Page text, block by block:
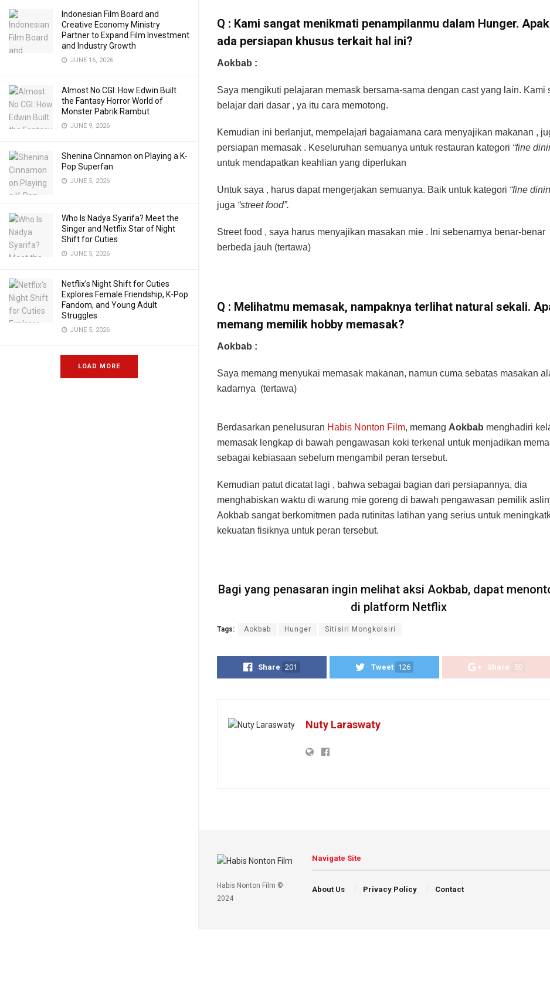
Indonesian Film Board and
Creative Economy Ministry
Partner to Expand Film Investment
and Industry Growth
JUNE 16, 2026
Almost No CGI: How Edwin Built
the Fantasy Horror World of
Monster Pabrik Rambut
JUNE 9, 2026
Shenina Cinnamon on Playing a K-
Pop Superfan
JUNE 5, 2026
Who Is Nadya Syarifa? Meet the
Singer and Netflix Star of Night
Shift for Cuties
JUNE 5, 2026
Netflix’s Night Shift for Cuties
Explores Female Friendship, K-Pop
Fandom, and Young Adult
Struggles
JUNE 5, 2026
LOAD MORE
Q : Kami sangat menikmati penampilanmu dalam Hunger.
ada persiapan khusus terkait hal ini?
Aokbab :
Saya mengikuti pelajaran memask bersama-sama dengan cast yang lain. Kami
belajar dari dasar , ya itu cara memotong.
Kemudian ini berlanjut, mempelajari bagaiamana cara menyajikan makanan ,
persiapan memasak . Keseluruhan semuanya untuk restauran kategori “fine
untuk mendapatkan keahlian yang diperlukan
Untuk saya , harus dapat mengerjakan semuanya. Baik untuk kategori “fine
juga “street food”.
Street food , saya harus menyajikan masakan mie . Ini sebenarnya benar-benar
berbeda jauh (tertawa)
Q : Melihatmu memasak, nampaknya terlihat natural sekali.
memang memilik hobby memasak?
Aokbab :
Saya memang menyukai memasak makanan, namun cuma sebatas masakan
kadarnya (tertawa)
Berdasarkan penelusuran Habis Nonton Film, memang Aokbab menghadiri
memasak lengkap di bawah pengawasan koki terkenal untuk menjadikan
sebagai kebiasaan sebelum mengambil peran tersebut.
Kemudian patut dicatat lagi , bahwa sebagai bagian dari persiapannya, dia
menghabiskan waktu di warung mie goreng di bawah pengawasan pemilik
Aokbab sangat berkomitmen pada rutinitas latihan yang serius untuk
kekuatan fisiknya untuk peran tersebut.
Bagi yang penasaran ingin melihat aksi Aokbab, dapat
di platform Netflix
Tags: Aokbab Hunger Sitisiri Mongkolsiri
Share 201 Tweet 126 Share 50
Nuty Laraswaty
Habis Nonton Film ©
2024
Navigate Site
About Us Privacy Policy Contact